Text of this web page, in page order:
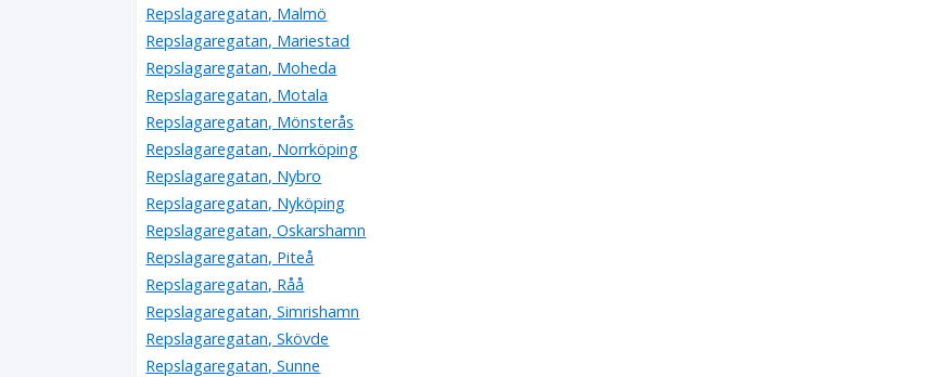
Repslagaregatan, Malmö
Repslagaregatan, Mariestad
Repslagaregatan, Moheda
Repslagaregatan, Motala
Repslagaregatan, Mönsterås
Repslagaregatan, Norrköping
Repslagaregatan, Nybro
Repslagaregatan, Nyköping
Repslagaregatan, Oskarshamn
Repslagaregatan, Piteå
Repslagaregatan, Råå
Repslagaregatan, Simrishamn
Repslagaregatan, Skövde
Repslagaregatan, Sunne